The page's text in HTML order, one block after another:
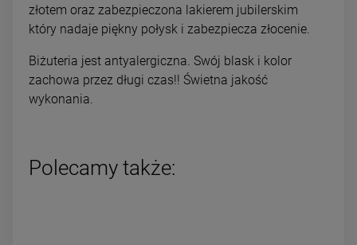
złotem oraz zabezpieczona lakierem jubilerskim
który nadaje piękny połysk i zabezpiecza złocenie.
Biżuteria jest antyalergiczna. Swój blask i kolor
zachowa przez długi czas!! Świetna jakość
wykonania.
Polecamy także: